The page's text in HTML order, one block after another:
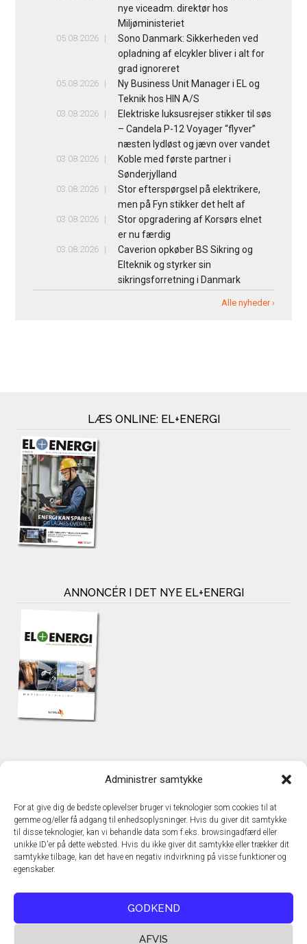
Administrer samtykke
For at give dig de bedste oplevelser bruger vi teknologier som cookies til at
gemme og/eller få adgang til enhedsoplysninger. Hvis du giver dit samtykke
til disse teknologier, kan vi behandle data som f.eks. browsingadfærd eller
unikke ID'er på dette websted. Hvis du ikke giver dit samtykke eller trækker dit
samtykke tilbage, kan det have en negativ indvirkning på visse funktioner og
egenskaber.
GODKEND
AFVIS
nye viceadm. direktør hos
Miljøministeriet
05.08.2026
Sono Danmark: Sikkerheden ved
opladning af elcykler bliver i alt for
grad ignoreret
05.08.2026
Ny Business Unit Manager i EL og
Teknik hos HIN A/S
03.08.2026
Elektriske luksusrejser stikker til søs
– Candela P-12 Voyager “flyver”
næsten lydløst og jævn over vandet
03.08.2026
Koble med første partner i
Sønderjylland
03.08.2026
Stor efterspørgsel på elektrikere,
men på Fyn stikker det helt af
03.08.2026
Stor opgradering af Korsørs elnet
er nu færdig
03.08.2026
Caverion opkøber BS Sikring og
Elteknik og styrker sin
sikringsforretning i Danmark
Alle nyheder ›
LÆS ONLINE: EL+ENERGI
ANNONCÉR I DET NYE EL+ENERGI
TechMedia A/S
DK – 2600 Glostrup
www.techmedia.dk
Telefon: +45 43 24 26 28
E-mail:info@techmedia.dk